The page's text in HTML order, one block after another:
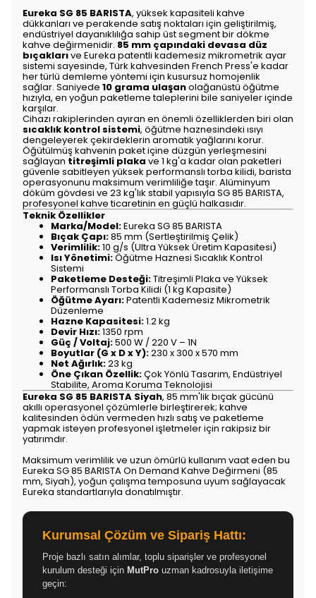
Eureka SG 85 BARISTA, yüksek kapasiteli kahve
dükkanları ve perakende satış noktaları için geliştirilmiş,
endüstriyel dayanıklılığa sahip üst segment bir dökme
kahve değirmenidir. 85 mm çapındaki devasa düz
bıçaklarıve Eureka patentli kademesiz mikrometrik ayar
sistemi sayesinde, Türk kahvesinden French Press'e kadar
her türlü demleme yöntemi için kusursuz homojenlik
sağlar. Saniyede 10 grama ulaşanolağanüstü öğütme
hızıyla, en yoğun paketleme taleplerini bile saniyeler içinde
karşılar.
Cihazı rakiplerinden ayıran en önemli özelliklerden biri olan
sıcaklık kontrol sistemi, öğütme haznesindeki ısıyı
dengeleyerek çekirdeklerin aromatik yağlarını korur.
Öğütülmüş kahvenin paket içine düzgün yerleşmesini
sağlayan titreşimli plaka ve 1 kg'a kadar olan paketleri
güvenle sabitleyen yüksek performanslı torba kilidi, barista
operasyonunu maksimum verimliliğe taşır. Alüminyum
döküm gövdesi ve 23 kg'lık stabil yapısıyla SG 85 BARISTA,
profesyonel kahve ticaretinin en güçlü halkasıdır.
Teknik Özellikler
Marka/Model:Eureka SG 85 BARISTA
Bıçak Çapı:85 mm (Sertleştirilmiş Çelik)
Verimlilik:10 g/s (Ultra Yüksek Üretim Kapasitesi)
Isı Yönetimi:Öğütme Haznesi Sıcaklık Kontrol
Sistemi
Paketleme Desteği:Titreşimli Plaka ve Yüksek
Performanslı Torba Kilidi (1 kg Kapasite)
Öğütme Ayarı:Patentli Kademesiz Mikrometrik
Düzenleme
Hazne Kapasitesi:1.2 kg
Devir Hızı:1350 rpm
Güç / Voltaj:500 W / 220 V – 1N
Boyutlar (G x D x Y):230 x 300 x 570 mm
Net Ağırlık:23 kg
Öne Çıkan Özellik:Çok Yönlü Tasarım, Endüstriyel
Stabilite, Aroma Koruma Teknolojisi
Eureka SG 85 BARISTA Siyah, 85 mm'lik bıçak gücünü
akıllı operasyonel çözümlerle birleştirerek; kahve
kalitesinden ödün vermeden hızlı satış ve paketleme
yapmak isteyen profesyonel işletmeler için rakipsiz bir
yatırımdır.
Maksimum verimlilik ve uzun ömürlü kullanım vaat eden bu
Eureka SG 85 BARISTA On Demand Kahve Değirmeni (85
mm, Siyah), yoğun çalışma temposuna uyum sağlayacak
Eureka standartlarıyla donatılmıştır.
Kurumsal Çözüm ve Sipariş Hattı:
Proje bazlı satın alımlar, toplu siparişler ve profesyonel
kurulum desteği için MutPro uzman kadrosuyla iletişime
geçin: